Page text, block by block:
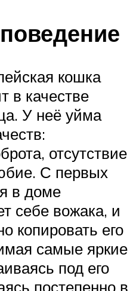
кошка
в качестве
У неё уйма
отсутствие
С первых
в доме
себе вожака, и
копировать его
самые яркие
под его
постепенно в